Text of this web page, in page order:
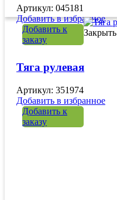
Артикул: 045181
Добавить в избранное
Добавить к
заказу
Закрыть
Тяга рулевая
Артикул: 351974
Добавить в избранное
Добавить к
заказу